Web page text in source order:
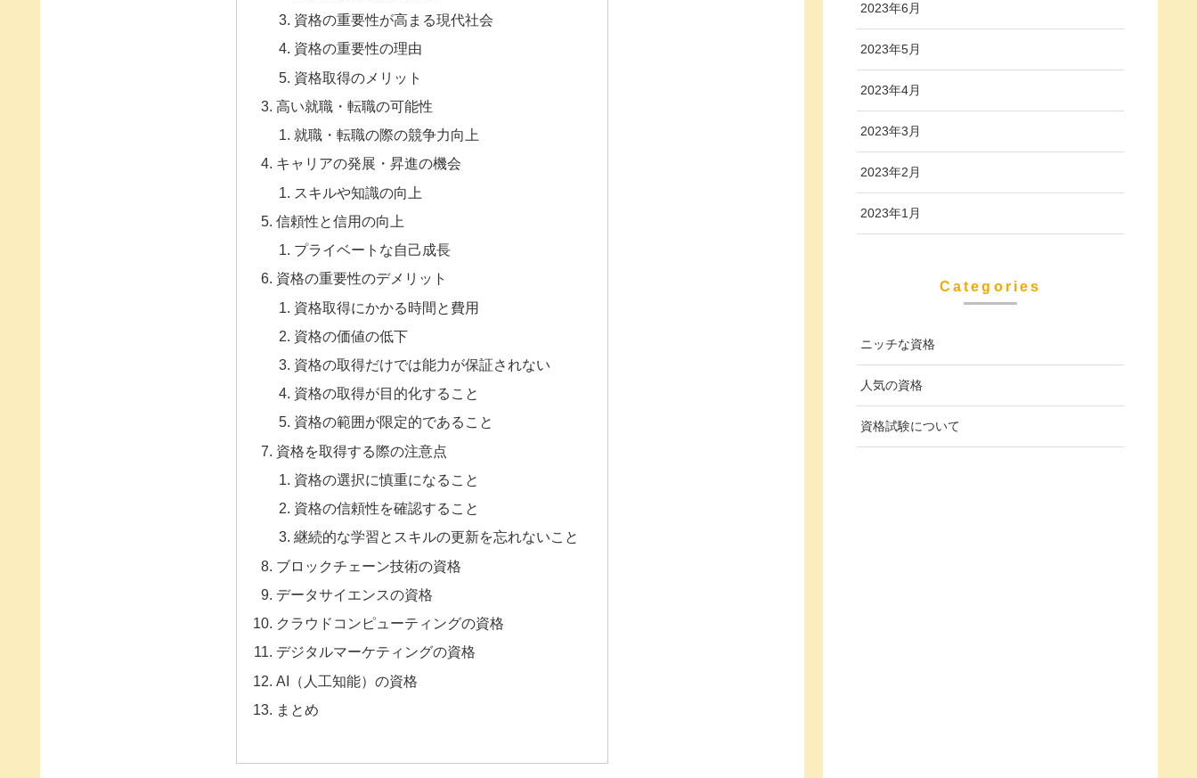
資格の重要性が高まる現代社会
資格の重要性の理由
資格取得のメリット
高い就職・転職の可能性
就職・転職の際の競争力向上
キャリアの発展・昇進の機会
スキルや知識の向上
信頼性と信用の向上
プライベートな自己成長
資格の重要性のデメリット
資格取得にかかる時間と費用
資格の価値の低下
資格の取得だけでは能力が保証されない
資格の取得が目的化すること
資格の範囲が限定的であること
資格を取得する際の注意点
資格の選択に慎重になること
資格の信頼性を確認すること
継続的な学習とスキルの更新を忘れないこと
ブロックチェーン技術の資格
データサイエンスの資格
クラウドコンピューティングの資格
デジタルマーケティングの資格
AI（人工知能）の資格
まとめ
2023年6月
2023年5月
2023年4月
2023年3月
2023年2月
2023年1月
Categories
ニッチな資格
人気の資格
資格試験について